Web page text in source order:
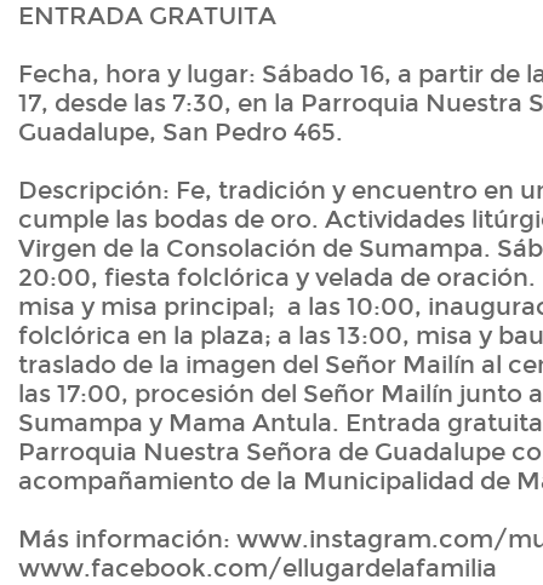
ENTRADA GRATUITA
Fecha, hora y lugar: Sábado 16, a partir de
17, desde las 7:30, en la Parroquia Nuestra
Guadalupe, San Pedro 465.
Descripción: Fe, tradición y encuentro en
cumple las bodas de oro. Actividades
Virgen de la Consolación de Sumampa.
20:00, fiesta folclórica y velada de
misa y misa principal; a las 10:00,
folclórica en la plaza; a las 13:00, misa y
traslado de la imagen del Señor Mailín al
las 17:00, procesión del Señor Mailín junto
Sumampa y Mama Antula. Entrada
Parroquia Nuestra Señora de Guadalupe
acompañamiento de la Municipalidad de
Más información: www.instagram.com/
www.facebook.com/ellugardelafamilia